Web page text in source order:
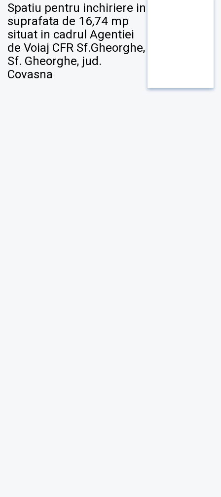
Spatiu pentru inchiriere in
suprafata de 16,74 mp
situat in cadrul Agentiei
de Voiaj CFR Sf.Gheorghe,
Sf. Gheorghe, jud.
Covasna